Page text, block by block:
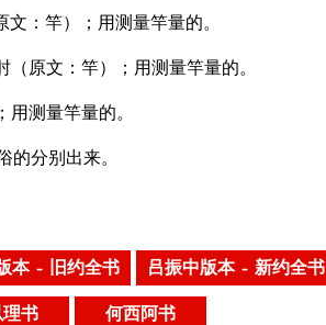
：竿）；用测量竿量的。
原文：竿）；用测量竿量的。
测量竿量的。
分别出来。
本 – 旧约全书 吕振中版本 – 新约全书
书 何西阿书